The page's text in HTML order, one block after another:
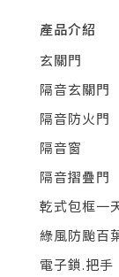
產品介紹
玄關門
隔音玄關門
隔音防火門
隔音窗
隔音摺疊門
乾式包框一
綠風防颱百
電子鎖.把手